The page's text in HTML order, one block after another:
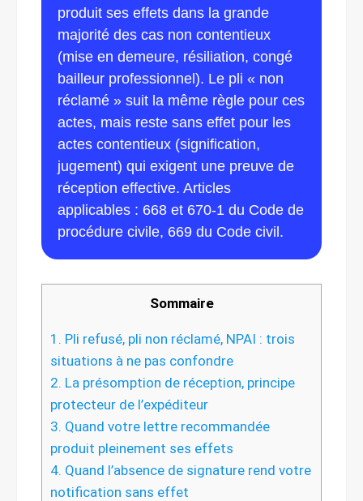
produit ses effets dans la grande
majorité des cas non contentieux
(mise en demeure, résiliation, congé
bailleur professionnel). Le pli « non
réclamé » suit la même règle pour ces
actes, mais reste sans effet pour les
actes contentieux (signification,
jugement) qui exigent une preuve de
réception effective. Articles
applicables : 668 et 670-1 du Code de
procédure civile, 669 du Code civil.
Sommaire
1. Pli refusé, pli non réclamé, NPAI : trois
situations à ne pas confondre
2. La présomption de réception, principe
protecteur de l’expéditeur
3. Quand votre lettre recommandée
produit pleinement ses effets
4. Quand l’absence de signature rend votre
notification sans effet